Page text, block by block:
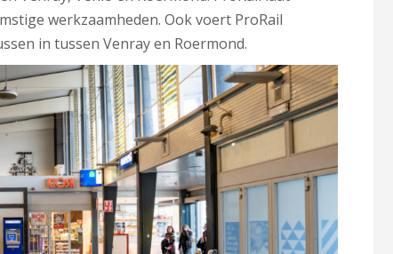
werkzaamheden. Ook voert ProRail
in tussen Venray en Roermond.